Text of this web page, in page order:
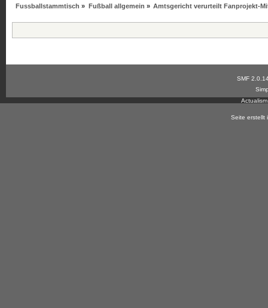
Fussballstammtisch » Fußball allgemein » Amtsgericht verurteilt Fanprojekt-
SMF
Seite erstellt